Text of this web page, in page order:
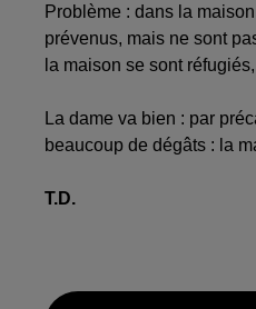
LA TEAM
Problème : dans la
prévenus, mais ne sont
la maison se sont
La dame va bien : par
beaucoup de dégâts : la
T.D.